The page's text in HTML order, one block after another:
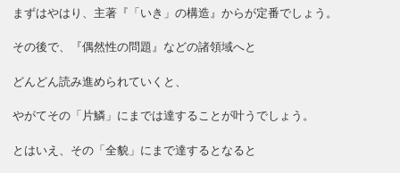
まずはやはり、主著『「いき」の構造』からが定番でしょう。
その後で、『偶然性の問題』などの諸領域へと
どんどん読み進められていくと、
やがてその「片鱗」にまでは達することが叶うでしょう。
とはいえ、その「全貌」にまで達するとなると